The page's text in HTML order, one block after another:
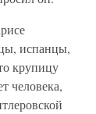
испанцы,
крупицу
человека,